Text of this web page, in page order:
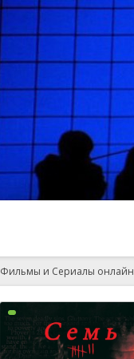
Фильмы и Сериалы онлайн